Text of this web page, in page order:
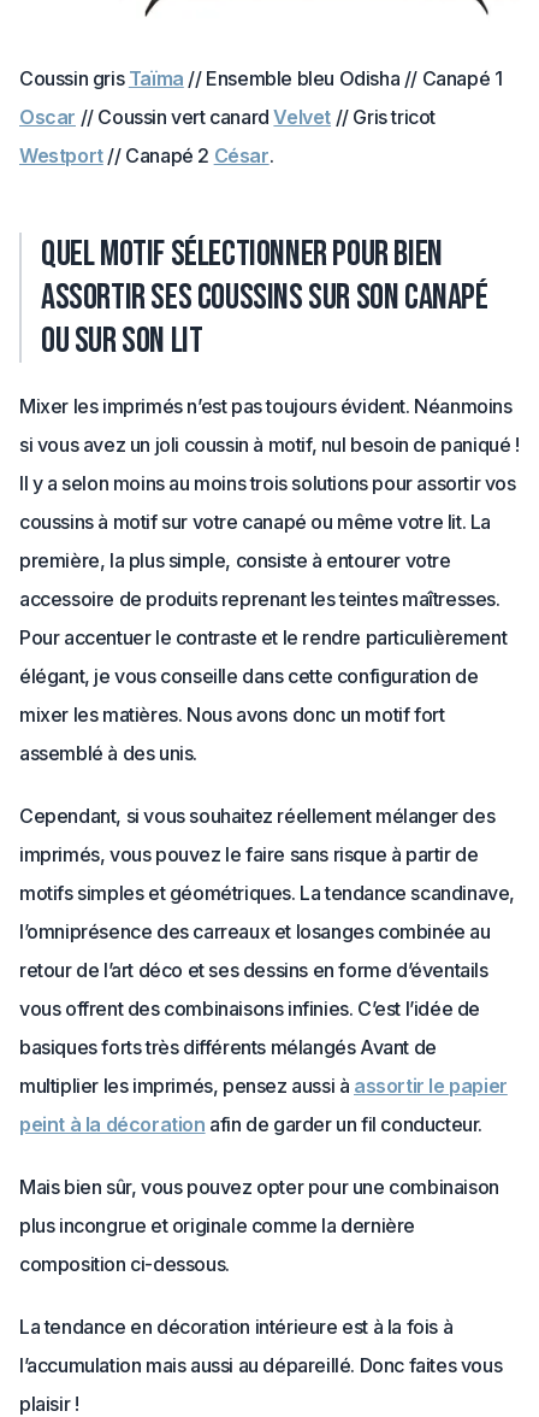
Coussin gris Taïma // Ensemble bleu Odisha // Canapé 1
Oscar // Coussin vert canardVelvet // Gris tricot
Westport// Canapé 2 César.
Quel motif sélectionner pour bien
assortir ses coussins sur son canapé
ou sur son lit
Mixer les imprimés n’est pas toujours évident. Néanmoins
si vous avez un joli coussin à motif, nul besoin de paniqué !
Il y a selon moins au moins trois solutions pour assortir vos
coussins à motif sur votre canapé ou même votre lit. La
première, la plus simple, consiste à entourer votre
accessoire de produits reprenant les teintes maîtresses.
Pour accentuer le contraste et le rendre particulièrement
élégant, je vous conseille dans cette configuration de
mixer les matières. Nous avons donc un motif fort
assemblé à des unis.
Cependant, si vous souhaitez réellement mélanger des
imprimés, vous pouvez le faire sans risque à partir de
motifs simples et géométriques. La tendance scandinave,
l’omniprésence des carreaux et losanges combinée au
retour de l’art déco et ses dessins en forme d’éventails
vous offrent des combinaisons infinies. C’est l’idée de
basiques forts très différents mélangés Avant de
multiplier les imprimés, pensez aussi à assortir le papier
peint à la décoration afin de garder un fil conducteur.
Mais bien sûr, vous pouvez opter pour une combinaison
plus incongrue et originale comme la dernière
composition ci-dessous.
La tendance en décoration intérieure est à la fois à
l’accumulation mais aussi au dépareillé. Donc faites vous
plaisir !